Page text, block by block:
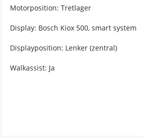
Motorposition: Tretlager
Display: Bosch Kiox 500, smart system
Displayposition: Lenker (zentral)
Walkassist: Ja